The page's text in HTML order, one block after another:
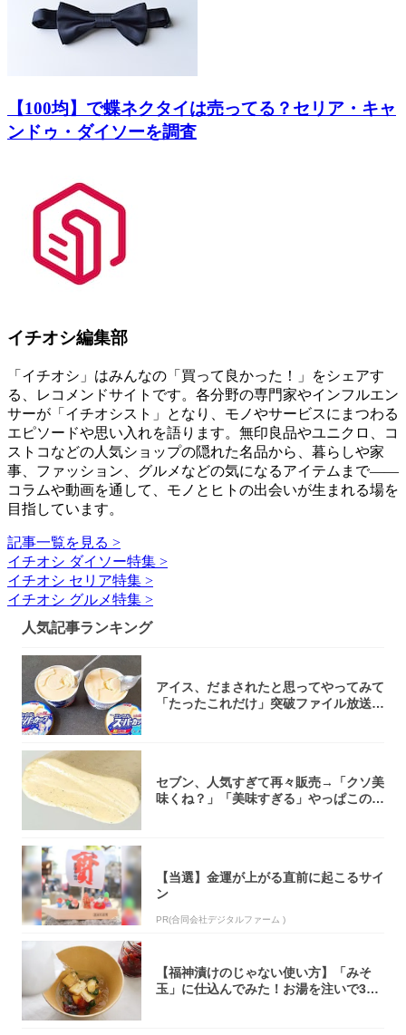
【100均】で蝶ネクタイは売ってる？セリア・キャ
ンドゥ・ダイソーを調査
イチオシ編集部
「イチオシ」はみんなの「買って良かった！」をシェアす
る、レコメンドサイトです。各分野の専門家やインフルエン
サーが「イチオシスト」となり、モノやサービスにまつわる
エピソードや思い入れを語ります。無印良品やユニクロ、コ
ストコなどの人気ショップの隠れた名品から、暮らしや家
事、ファッション、グルメなどの気になるアイテムまで――
コラムや動画を通して、モノとヒトの出会いが生まれる場を
目指しています。
記事一覧を見る >
イチオシ ダイソー特集 >
イチオシ セリア特集 >
イチオシ グルメ特集 >
人気記事ランキング
アイス、だまされたと思ってやってみて
「たったこれだけ」突破ファイル放送で
セブン、人気すぎて再々販売→「クソ美
味くね？」「美味すぎる」やっぱこのク
【当選】金運が上がる直前に起こるサイ
ン
PR(合同会社デジタルファーム )
【福神漬けのじゃない使い方】「みそ
玉」に仕込んでみた！お湯を注いで30